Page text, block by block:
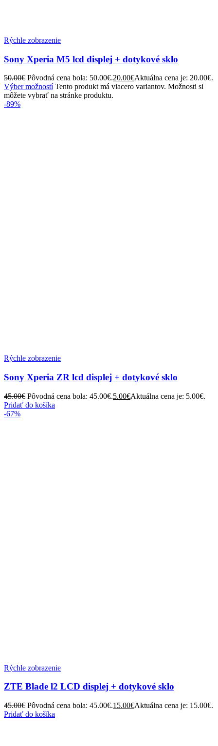
Rýchle zobrazenie
Sony Xperia M5 lcd displej + dotykové sklo
50.00€ Pôvodná cena bola: 50.00€.20.00€Aktuálna cena je: 20.00€.
Výber možností Tento produkt má viacero variantov. Možnosti si
môžete vybrať na stránke produktu.
-89%
Rýchle zobrazenie
Sony Xperia ZR lcd displej + dotykové sklo
45.00€ Pôvodná cena bola: 45.00€.5.00€Aktuálna cena je: 5.00€.
Pridať do košíka
-67%
Rýchle zobrazenie
ZTE Blade l2 LCD displej + dotykové sklo
45.00€ Pôvodná cena bola: 45.00€.15.00€Aktuálna cena je: 15.00€.
Pridať do košíka